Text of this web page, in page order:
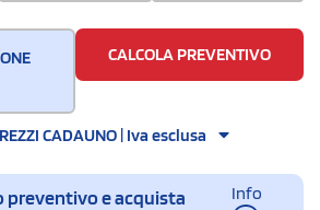
CALCOLA PREVENTIVO
CADAUNO | Iva esclusa
preventivo e acquista
Info